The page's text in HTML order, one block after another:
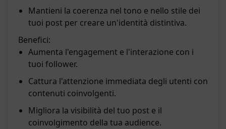
Mantieni la coerenza nel tono e nello stile dei
tuoi post per creare un'identità distintiva.
Benefici:
Aumenta l'engagement e l'interazione con i
tuoi follower.
Cattura l'attenzione immediata degli utenti con
contenuti coinvolgenti.
Migliora la visibilità del tuo post e il
coinvolgimento della tua audience.